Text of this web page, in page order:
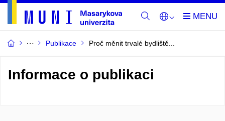
Publikace Proč měnit trvalé bydliště...
Informace o publikaci